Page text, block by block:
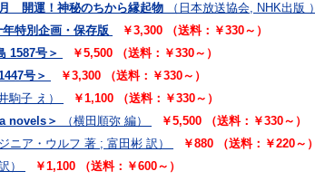
開運！神秘のちから縁起物 （日本放送協会, NHK出版 ）
特別企画・保存版
￥3,300 （送料：￥330～）
1587号＞
￥5,500 （送料：￥330～）
号＞
￥3,300 （送料：￥330～）
駒子 え）
￥1,100 （送料：￥330～）
novels＞
（横田順弥 編）
￥5,500 （送料：￥330～）
ニア・ウルフ 著 ; 富田彬 訳）
￥880 （送料：￥220～）
）
￥1,100 （送料：￥600～）